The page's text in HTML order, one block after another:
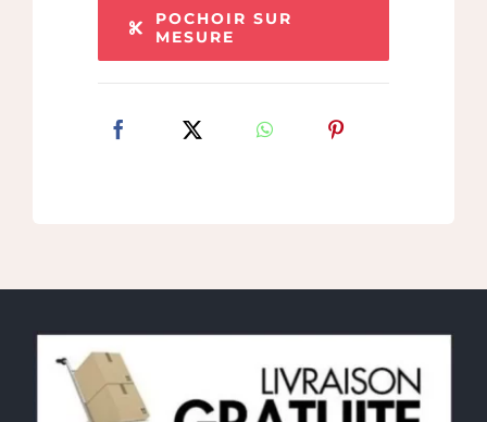
POCHOIR SUR
MESURE